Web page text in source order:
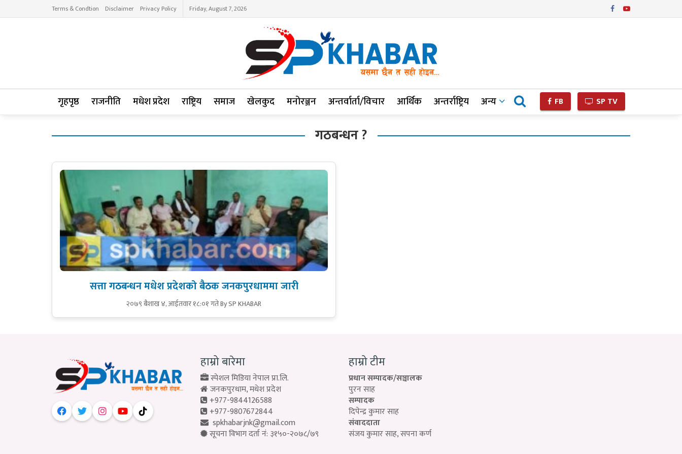
Terms & Condtion Disclaimer Privacy Policy Friday, August 7, 2026
गृहपृष्ठ राजनीति मधेश प्रदेश राष्ट्रिय समाज खेलकुद मनोरञ्जन अन्तर्वार्ता/विचार आर्थिक अन्तर्राष्ट्रिय अन्य FB SP TV
गठबन्धन ?
सत्ता गठबन्धन मधेश प्रदेशको बैठक जनकपुरधाममा जारी
२०७९ बैशाख ४, आईतवार १८:०१ गतेBy SP KHABAR
हाम्रो बारेमा
स्पेशल मिडिया नेपाल प्रा.लि.
जनकपुरधाम, मधेश प्रदेश
+977-9844126588
+977-9807672844
spkhabarjnk@gmail.com
सूचना विभाग दर्ता नं: ३१५०-२०७८/७९
हाम्रो टीम
प्रधान सम्पादक/सञ्चालक
पुरन साह
सम्पादक
दिपेन्द्र कुमार साह
संवाददाता
संजय कुमार साह, सपना कर्ण